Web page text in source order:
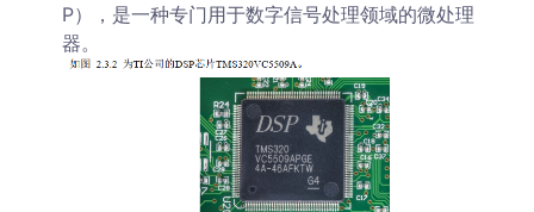
P），是一种专门用于数字信号处理领域的微处理
器。